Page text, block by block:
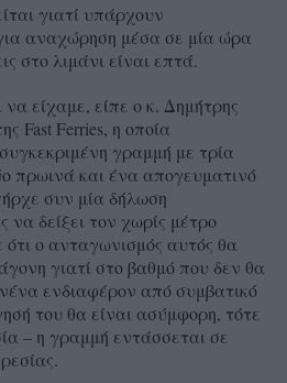
γιατί υπάρχουν
αναχώρηση μέσα σε μία ώρα
στο λιμάνι είναι επτά.
είχαμε, είπε ο κ. Δημήτρης
Fast Ferries, η οποία
γραμμή με τρία
πρωινά και ένα απογευματινό
συν μία δήλωση
να δείξει τον χωρίς μέτρο
ο ανταγωνισμός αυτός θα
γιατί στο βαθμό που δεν θα
ενδιαφέρον από συμβατικό
του θα είναι ασύμφορη, τότε
– η γραμμή εντάσσεται σε